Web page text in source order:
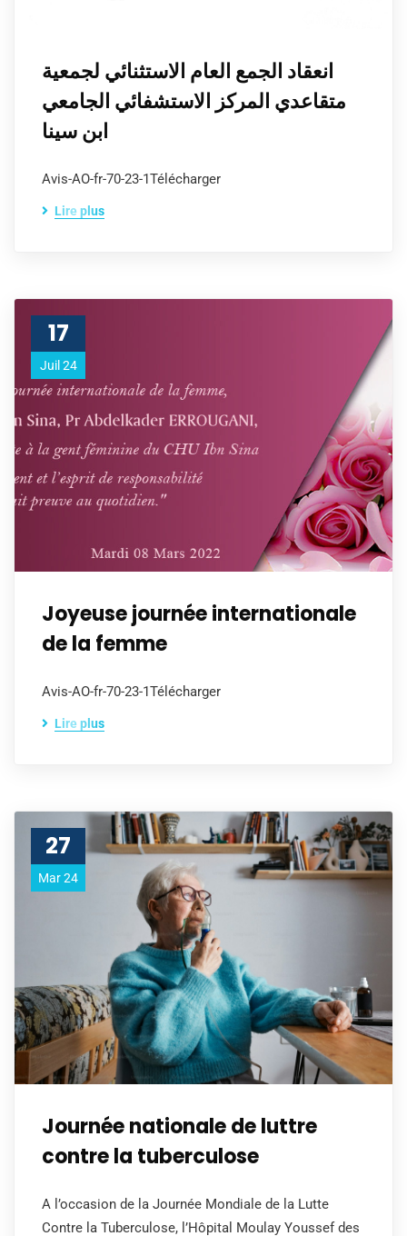
انعقاد الجمع العام الاستثنائي لجمعية
متقاعدي المركز الاستشفائي الجامعي
ابن سينا
Avis-AO-fr-70-23-1Télécharger
Lire plus
17
Juil 24
Joyeuse journée internationale
de la femme
Avis-AO-fr-70-23-1Télécharger
Lire plus
27
Mar 24
Journée nationale de luttre
contre la tuberculose
A l’occasion de la Journée Mondiale de la Lutte
Contre la Tuberculose, l’Hôpital Moulay Youssef des